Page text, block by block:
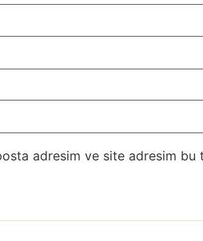
adresim ve site adresim bu